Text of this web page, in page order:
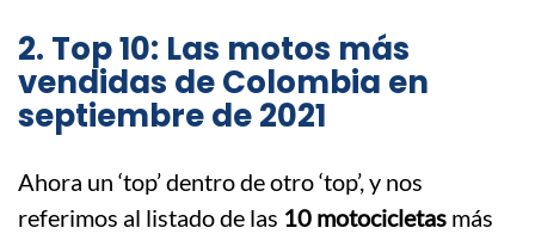
2. Top 10: Las motos más
vendidas de Colombia en
septiembre de 2021
Ahora un ‘top’ dentro de otro ‘top’, y nos
referimos al listado de las 10 motocicletas más